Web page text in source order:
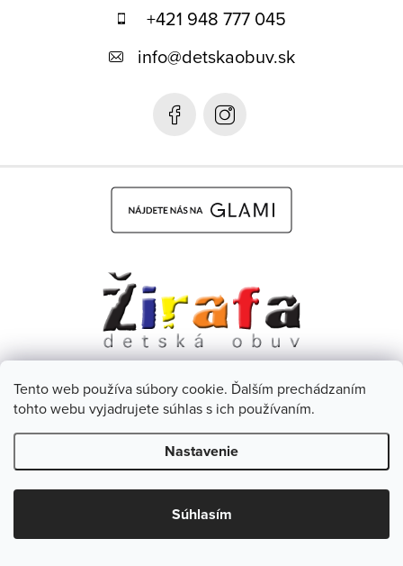
Tento web používa súbory cookie. Ďalším prechádzaním
tohto webu vyjadrujete súhlas s ich používaním.
Nastavenie
Súhlasím
+421 948 777 045
info@detskaobuv.sk
Dětská obuv Žirafa - CZ Facebook
Copyright 2026Žirafa Detská obuv. Všetky práva vyhradené.
Upraviť nastavenie cookies